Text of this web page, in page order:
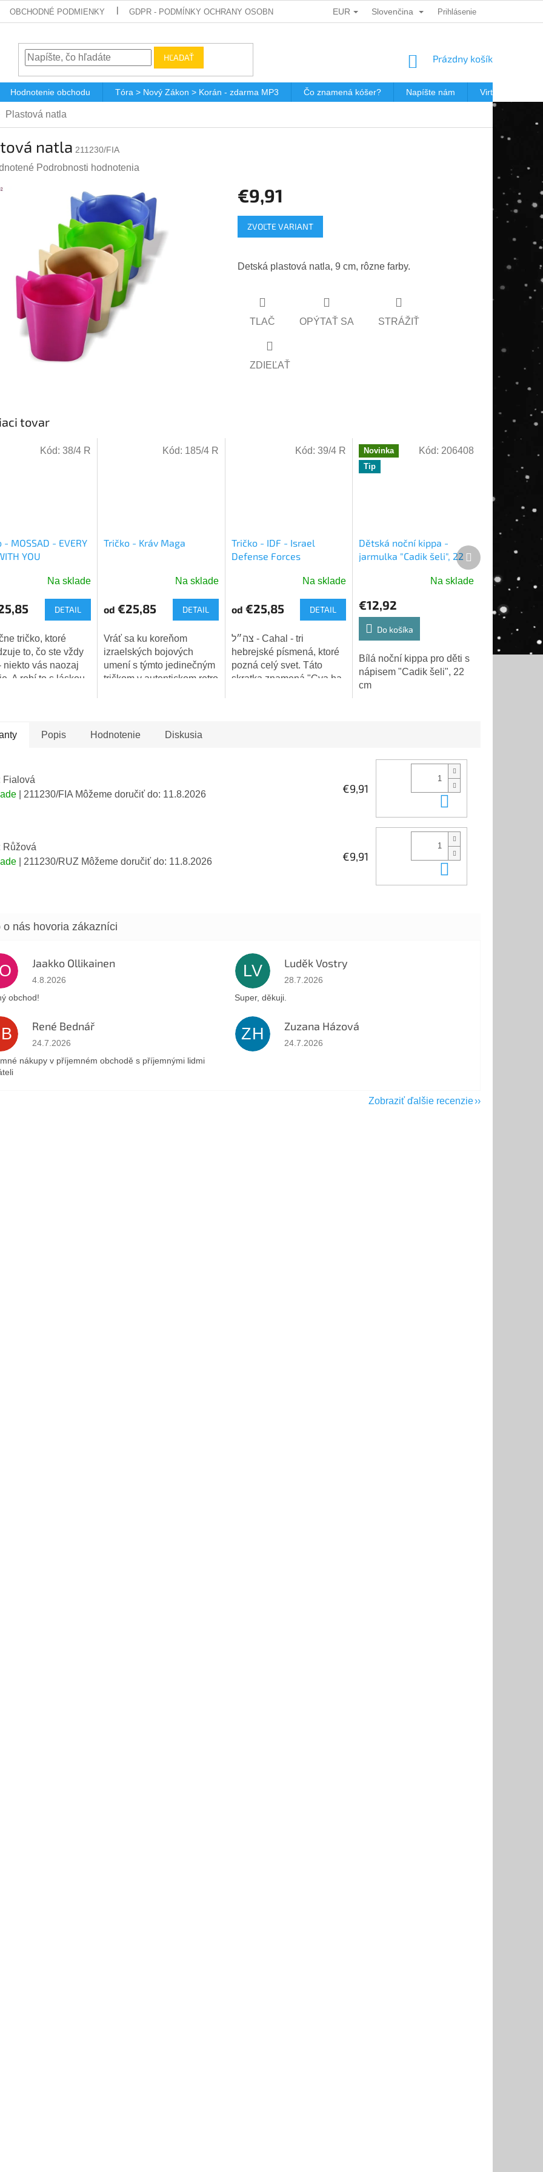
OBCHODNÉ PODMIENKY GDPR - PODMÍNKY OCHRANY OSOBNÍCH ÚDAJŮ DÁRKOVÉ KUPONY POŠTOVNÉ V JEWISHOP
EUR Slovenčina Prihlásenie
HĽADAŤ
NÁKUPNÝ
Prázdny košík
Hodnotenie obchodu Tóra > Nový Zákon > Korán - zdarma MP3 Čo znamená kóšer? Napíšte nám Virtuálna
Plastová natla
natla 211230/FIA
Podrobnosti hodnotenia
€9,91
Jednotková
cena:
ZVOĽTE VARIANT
Detská plastová natla, 9 cm, rôzne farby.
TLAČ OPÝTAŤ SA STRÁŽIŤ
ZDIEĽAŤ
tovar
- MOSSAD - EVERY
YOU
Na sklade
DETAIL
tričko, ktoré
to, čo ste vždy
niekto vás naozaj
A robí to s láskou.
Kód: 38/4 R
Tričko - Kráv Maga
Na sklade
od €25,85 DETAIL
Vráť sa ku koreňom
izraelských bojových
umení s týmto jedinečným
tričkom v autentickom retro
tradícii a sile...
Kód: 185/4 R
Tričko - IDF - Israel
Defense Forces
produktu
5,0
z
5
hviezdičiek.
Na sklade
od €25,85 DETAIL
צה״ל - Cahal - tri
hebrejské písmená, ktoré
pozná celý svet. Táto
skratka znamená "Cva ha-
Kód:39/4 R
Novinka
Tip
Dětská noční kippa -
jarmulka "Cadik šeli", 22
Na sklade
€12,92
Do košíka
Bílá noční kippa pro děti s
nápisem "Cadik šeli", 22
cm
Kód: 206408
Ďalší
produkt
Popis Hodnotenie Diskusia
Fialová
| 211230/FIA Môžeme doručiť do: 11.8.2026 €9,91
Růžová
| 211230/RUZ Môžeme doručiť do: 11.8.2026 €9,91
Jaakko Ollikainen
Hodnotenie obchodu je 5 z 5 hviezdičiek.
4.8.2026
obchod!
LV Luděk Vostry
Hodnotenie obchodu je 5 z 5 hviezdičiek.
28.7.2026
Super, děkuji.
René Bednář
Hodnotenie obchodu je 5 z 5 hviezdičiek.
24.7.2026
nákupy v příjemném obchodě s příjemnými lidmi
ZH Zuzana Házová
Hodnotenie obchodu je 5 z 5 hviezdičiek.
24.7.2026
Zobraziť ďalšie recenzie